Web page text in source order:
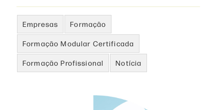
Empresas Formação
Formação Modular Certificada
Formação Profissional Notícia